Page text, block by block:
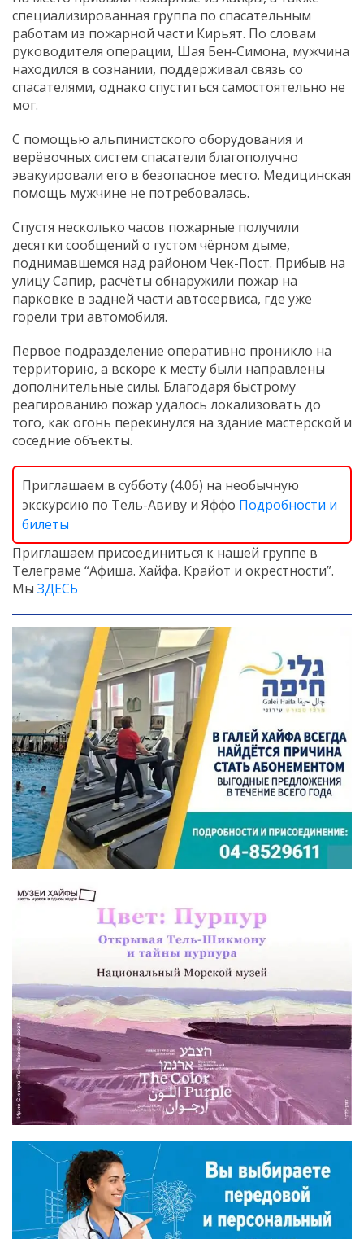
специализированная группа по спасательным
работам из пожарной части Кирьят. По словам
руководителя операции, Шая Бен-Симона, мужчина
находился в сознании, поддерживал связь со
спасателями, однако спуститься самостоятельно не
мог.
С помощью альпинистского оборудования и
верёвочных систем спасатели благополучно
эвакуировали его в безопасное место. Медицинская
помощь мужчине не потребовалась.
Спустя несколько часов пожарные получили
десятки сообщений о густом чёрном дыме,
поднимавшемся над районом Чек-Пост. Прибыв на
улицу Сапир, расчёты обнаружили пожар на
парковке в задней части автосервиса, где уже
горели три автомобиля.
Первое подразделение оперативно проникло на
территорию, а вскоре к месту были направлены
дополнительные силы. Благодаря быстрому
реагированию пожар удалось локализовать до
того, как огонь перекинулся на здание мастерской и
соседние объекты.
Приглашаем в субботу (4.06) на необычную
экскурсию по Тель-Авиву и Яффо Подробности и
билеты
Приглашаем присоединиться к нашей группе в
Телеграме “Афиша. Хайфа. Крайот и окрестности”.
Мы ЗДЕСЬ